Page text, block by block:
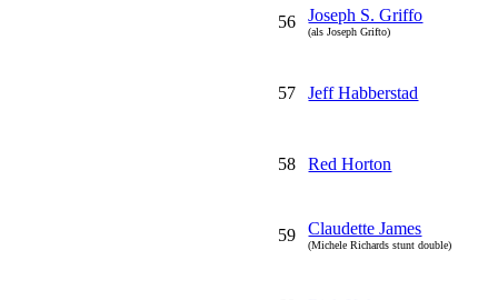
56 Joseph S. Griffo
(als Joseph Grifto)
57 Jeff Habberstad
58 Red Horton
59 Claudette James
(Michele Richards stunt double)